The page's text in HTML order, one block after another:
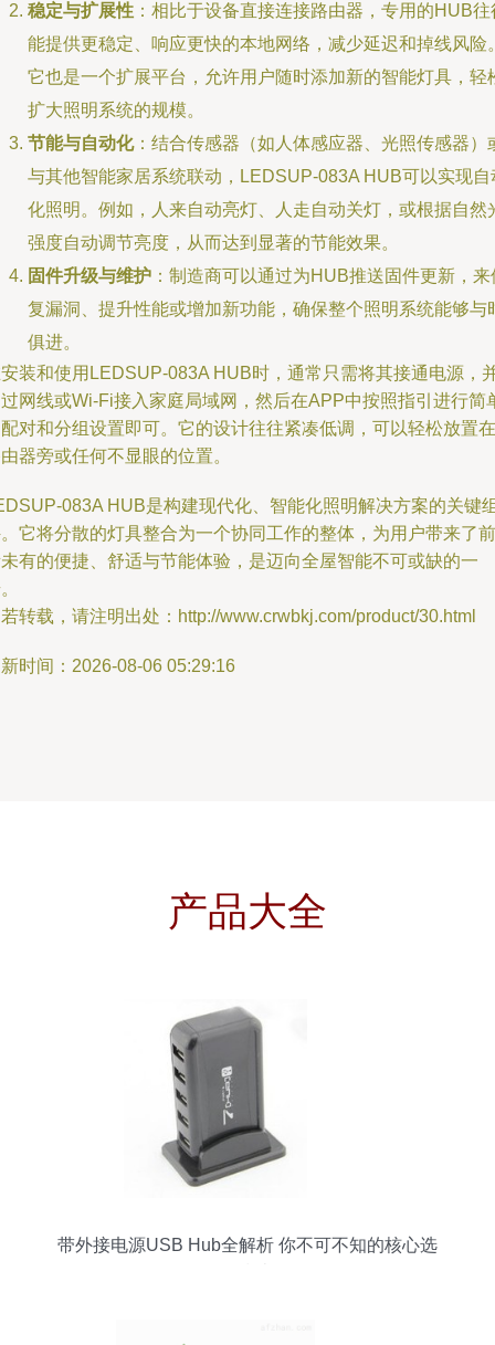
稳定与扩展性 ：相比于设备直接连接路由器，专用的HUB往
能提供更稳定、响应更快的本地网络，减少延迟和掉线风险
它也是一个扩展平台，允许用户随时添加新的智能灯具，轻
扩大照明系统的规模。
节能与自动化：结合传感器（如人体感应器、光照传感器）
与其他智能家居系统联动，LEDSUP-083A HUB可以实现自
化照明。例如，人来自动亮灯、人走自动关灯，或根据自然
强度自动调节亮度，从而达到显著的节能效果。
固件升级与维护 ：制造商可以通过为HUB推送固件更新，来
复漏洞、提升性能或增加新功能，确保整个照明系统能够与
俱进。
装和使用LEDSUP-083A HUB时，通常只需将其接通电源，
网线或Wi-Fi接入家庭局域网，然后在APP中按照指引进行简
对和分组设置即可。它的设计往往紧凑低调，可以轻松放置在
器旁或任何不显眼的位置。
083A HUB是构建现代化、智能化照明解决方案的关键
它将分散的灯具整合为一个协同工作的整体，为用户带来了前
有的便捷、舒适与节能体验，是迈向全屋智能不可或缺的一
转载，请注明出处：http://www.crwbkj.com/product/30.html
时间：2026-08-06 05:29:16
产品大全
带外接电源USB Hub全解析 你不可不知的核心选